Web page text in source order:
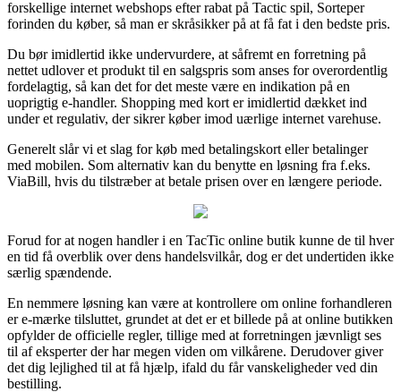
forskellige internet webshops efter rabat på Tactic spil, Sorteper
forinden du køber, så man er skråsikker på at få fat i den bedste pris.
Du bør imidlertid ikke undervurdere, at såfremt en forretning på
nettet udlover et produkt til en salgspris som anses for overordentlig
fordelagtig, så kan det for det meste være en indikation på en
uoprigtig e-handler. Shopping med kort er imidlertid dækket ind
under et regulativ, der sikrer køber imod uærlige internet varehuse.
Generelt slår vi et slag for køb med betalingskort eller betalinger
med mobilen. Som alternativ kan du benytte en løsning fra f.eks.
ViaBill, hvis du tilstræber at betale prisen over en længere periode.
Forud for at nogen handler i en TacTic online butik kunne de til hver
en tid få overblik over dens handelsvilkår, dog er det undertiden ikke
særlig spændende.
En nemmere løsning kan være at kontrollere om online forhandleren
er e-mærke tilsluttet, grundet at det er et billede på at online butikken
opfylder de officielle regler, tillige med at forretningen jævnligt ses
til af eksperter der har megen viden om vilkårene. Derudover giver
det dig lejlighed til at få hjælp, ifald du får vanskeligheder ved din
bestilling.